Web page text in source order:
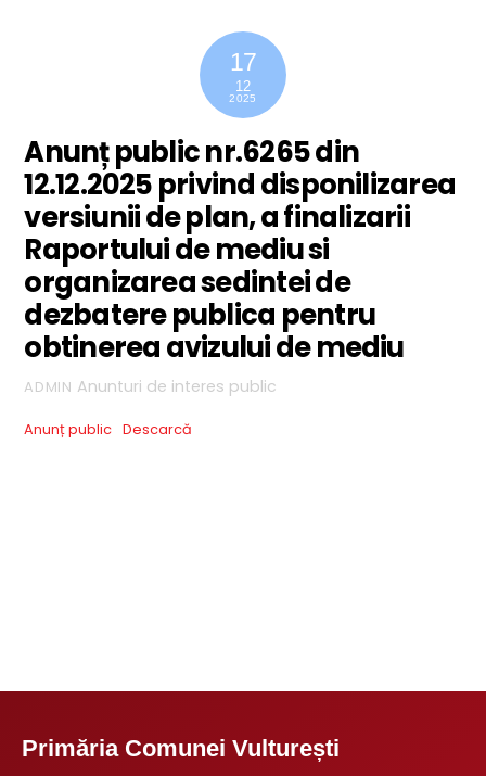
17
12
2025
Anunț public nr.6265 din
12.12.2025 privind disponilizarea
versiunii de plan, a finalizarii
Raportului de mediu si
organizarea sedintei de
dezbatere publica pentru
obtinerea avizului de mediu
ADMIN Anunturi de interes public
Anunț public Descarcă
Primăria Comunei Vulturești